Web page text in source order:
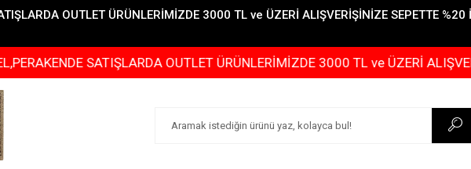
OUTLET ÜRÜNLERİMİZDE 3000 TL ve ÜZERİ ALIŞVERİŞİNİZE SEPETTE
SATIŞLARDA OUTLET ÜRÜNLERİMİZDE 3000 TL ve ÜZERİ